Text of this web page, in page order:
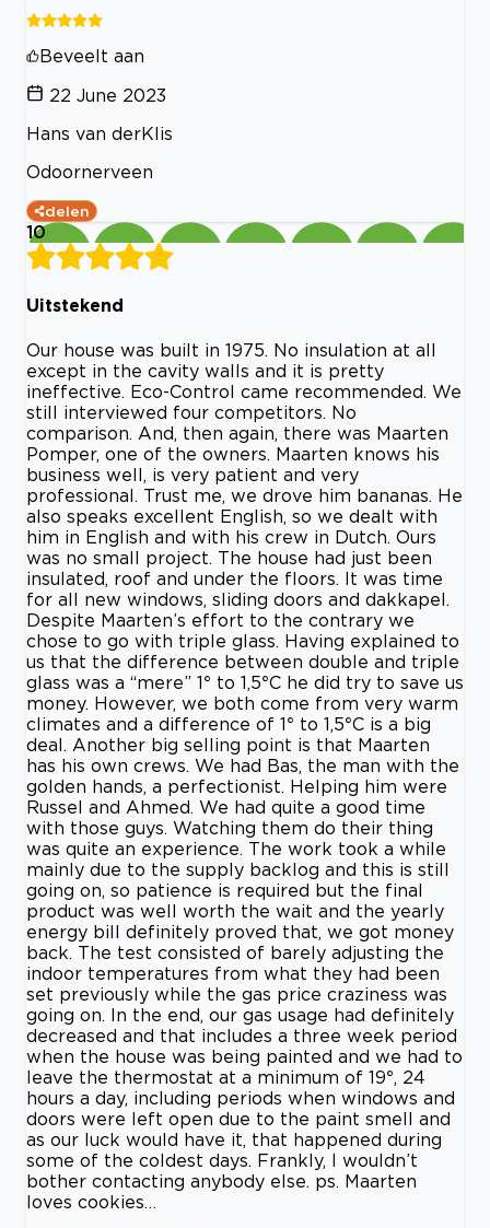
Beveelt aan
22 June 2023
Hans van derKlis
Odoornerveen
delen
10
Uitstekend
Our house was built in 1975. No insulation at all
except in the cavity walls and it is pretty
ineffective. Eco-Control came recommended. We
still interviewed four competitors. No
comparison. And, then again, there was Maarten
Pomper, one of the owners. Maarten knows his
business well, is very patient and very
professional. Trust me, we drove him bananas. He
also speaks excellent English, so we dealt with
him in English and with his crew in Dutch. Ours
was no small project. The house had just been
insulated, roof and under the floors. It was time
for all new windows, sliding doors and dakkapel.
Despite Maarten’s effort to the contrary we
chose to go with triple glass. Having explained to
us that the difference between double and triple
glass was a “mere” 1° to 1,5°C he did try to save us
money. However, we both come from very warm
climates and a difference of 1° to 1,5°C is a big
deal. Another big selling point is that Maarten
has his own crews. We had Bas, the man with the
golden hands, a perfectionist. Helping him were
Russel and Ahmed. We had quite a good time
with those guys. Watching them do their thing
was quite an experience. The work took a while
mainly due to the supply backlog and this is still
going on, so patience is required but the final
product was well worth the wait and the yearly
energy bill definitely proved that, we got money
back. The test consisted of barely adjusting the
indoor temperatures from what they had been
set previously while the gas price craziness was
going on. In the end, our gas usage had definitely
decreased and that includes a three week period
when the house was being painted and we had to
leave the thermostat at a minimum of 19°, 24
hours a day, including periods when windows and
doors were left open due to the paint smell and
as our luck would have it, that happened during
some of the coldest days. Frankly, I wouldn’t
bother contacting anybody else. ps. Maarten
loves cookies…